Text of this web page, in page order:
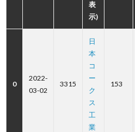
表
示)
0
2022-
03-02
3315
日
本
コ
ー
ク
ス
工
業
153